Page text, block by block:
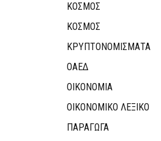
ΚΟΣΜΟΣ
ΚΟΣΜΟΣ
ΚΡΥΠΤΟΝΟΜΊΣΜΑΤΑ
ΟΑΕΔ
ΟΙΚΟΝΟΜΙΑ
ΟΙΚΟΝΟΜΙΚΟ ΛΕΞΙΚΟ
ΠΑΡΑΓΩΓΑ